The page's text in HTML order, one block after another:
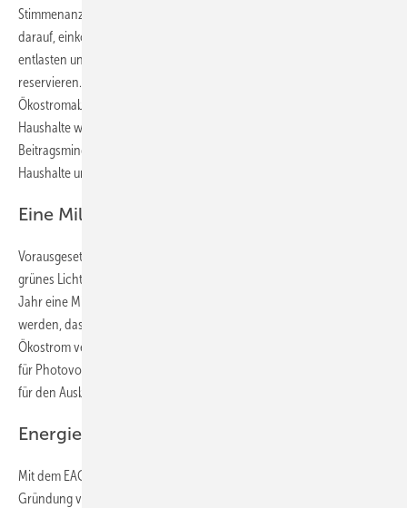
Stimmenanzahl zu erreichen. Das ist gelungen. So legte die SPÖ Wert
darauf, einkommensschwache Haushalte bei der Ökostromabgabe zu
entlasten und zusätzliche Fördermittel für die Fernwärme zu
reservieren. So sind künftig mehr Haushalte als bisher von der
Ökostromabgabe befreit. Für weitere einkommensschwache
Haushalte wird die Abgabe auf 75 Euro pro Jahr gedeckelt. Diese
Beitragsminderung wird auf die anderen besser verdienenden
Haushalte umgelegt.
Eine Milliarde Euro Förderung pro Jahr
Vorausgesetzt, der Bundesrat und die EU-Kommission gegen ebenfalls
grünes Licht, stehen für den Ausbau der erneuerbaren Energien pro
Jahr eine Milliarde Euro bereit. Damit soll der Zubau so beschleunigt
werden, dass sich Österreich ab dem Jahr 2030 komplett mit
Ökostrom versorgen kann. Diese Fördermittel stehen aber nicht nur
für Photovoltaik- und Windkraftanlagen zur Verfügung, sondern auch
für den Ausbau der Speicherkapazitäten in der Alpenrepublik.
Energiegemeinschaften werden möglich
Mit dem EAG schafft das Parlament auch die Voraussetzungen für die
Gründung von Energiegemeinschaften. Das sind Gemeinschaften aus